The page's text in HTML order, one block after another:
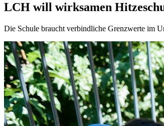
LCH will wirksamen
Die Schule braucht verbindliche Grenzwerte im